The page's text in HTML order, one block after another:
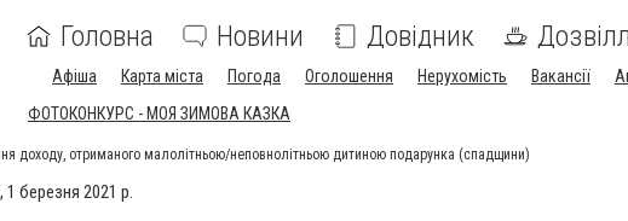
Головна Новини Довідник
Афіша Карта міста Погода Оголошення Нерухомість Вакансії
ФОТОКОНКУРС - МОЯ ЗИМОВА КАЗКА
доходу, отриманого малолітньою/неповнолітньою дитиною подарунка (cпадщини)
1 березня 2021 р.